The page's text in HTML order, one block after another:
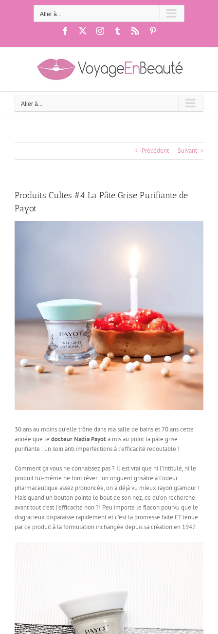
Aller à...
Facebook Instagram
Tumblr
Aller à...
Précédent Suivant
Produits Cultes #4 La Pâte Grise Purifiante de
Payot
30 ans au moins qu’elle trône dans ma salle de bains et 70 ans cette
année que le docteur Nadia Payota mis au point la pâte grise
purifiante : un soin anti imperfections à l’efficacité redoutable !
Comment ça vous ne connaissez pas ? Il est vrai que ni l’intitulé, ni le
produit lui-même ne font rêver : un onguent grisâtre à l’odeur
pharmaceutique assez prononcée, on a déjà vu mieux rayon glamour !
Mais quand un bouton pointe le bout de son nez, ce qu’on recherche
avant tout c’est l’efficacité non ?! Peu importe le flacon pourvu que le
disgracieux disparaisse rapidement et c’est la promesse faite ET tenue
par ce produit à la formulation inchangée depuis sa création en 1947.